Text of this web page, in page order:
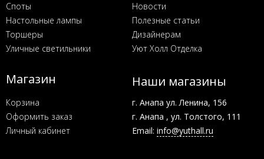
Споты
Настольные лампы
Торшеры
Уличные светильники
Новости
Полезные статьи
Дизайнерам
Уют Холл Отделка
Магазин
Корзина
Оформить заказ
Личный кабинет
Наши магазины
г. Анапа ул. Ленина, 156
г. Анапа , ул. Толстого, 111
Email: info@yuthall.ru